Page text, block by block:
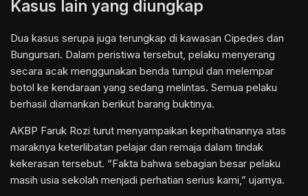
Kasus lain yang diungkap
Dua kasus serupa juga terungkap di kawasan Cipedes dan
Bungursari. Dalam peristiwa tersebut, pelaku menyerang
secara acak menggunakan benda tumpul dan melempar
botol ke kendaraan yang sedang melintas. Semua pelaku
berhasil diamankan berikut barang buktinya.
AKBP Faruk Rozi turut menyampaikan keprihatinannya atas
maraknya keterlibatan pelajar dan remaja dalam tindak
kekerasan tersebut. “Fakta bahwa sebagian besar pelaku
masih usia sekolah menjadi perhatian serius kami,” ujarnya.